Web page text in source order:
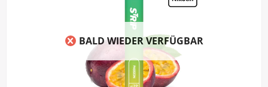
BALD WIEDER VERFÜGBAR